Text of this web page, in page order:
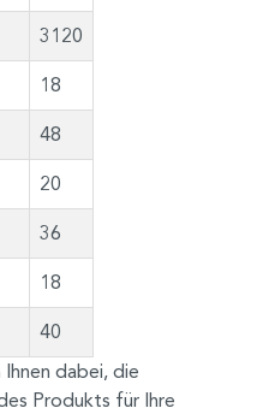
3120
18
48
20
36
18
40
dabei, die
Produkts für Ihre